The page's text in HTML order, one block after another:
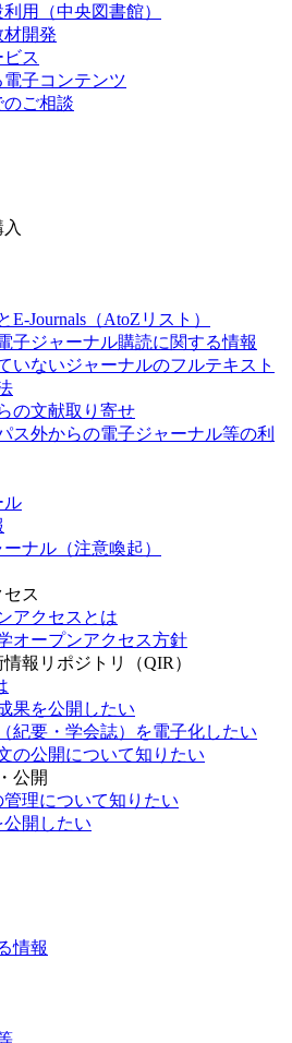
用（中央図書館）
開発
ス
子コンテンツ
ご相談
E-Journals（AtoZリスト）
子ジャーナル購読に関する情報
いないジャーナルのフルテキスト
の文献取り寄せ
ス外からの電子ジャーナル等の利
ル
ナル（注意喚起）
ス
アクセスとは
オープンアクセス方針
報リポジトリ（QIR）
果を公開したい
紀要・学会誌）を電子化したい
の公開について知りたい
公開
理について知りたい
開したい
情報